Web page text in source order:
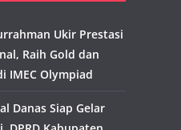
Ukir Prestasi
Raih Gold dan
IMEC Olympiad
Danas Siap Gelar